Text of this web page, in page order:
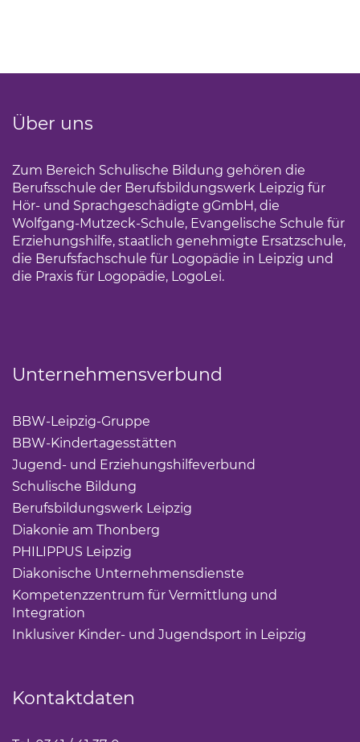
Über uns
Zum Bereich Schulische Bildung gehören die
Berufsschule der Berufsbildungswerk Leipzig für
Hör- und Sprachgeschädigte gGmbH, die
Wolfgang-Mutzeck-Schule, Evangelische Schule für
Erziehungshilfe, staatlich genehmigte Ersatzschule,
die Berufsfachschule für Logopädie in Leipzig und
die Praxis für Logopädie, LogoLei.
Unternehmensverbund
BBW-Leipzig-Gruppe
BBW-Kindertagesstätten
Jugend- und Erziehungshilfeverbund
Schulische Bildung
Berufsbildungswerk Leipzig
Diakonie am Thonberg
PHILIPPUS Leipzig
Diakonische Unternehmensdienste
Kompetenzzentrum für Vermittlung und
Integration
Inklusiver Kinder- und Jugendsport in Leipzig
Kontaktdaten